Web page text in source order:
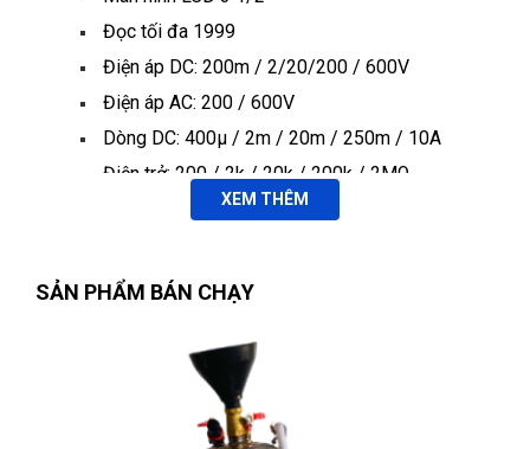
Đọc tối đa 1999
Điện áp DC: 200m / 2/20/200 / 600V
Điện áp AC: 200 / 600V
Dòng DC: 400μ / 2m / 20m / 250m / 10A
Điện trở: 200 / 2k / 20k / 200k / 2MΩ
Bật tắt tự động
Hiển thị pin yếu
Thương hiệu: WOKIN/China.
XEM THÊM
SẢN PHẨM BÁN CHẠY
(Đánh giá 1 năm trước)
Địa điểm dễ tìm xem cái là đến trải nghiệm được luôn